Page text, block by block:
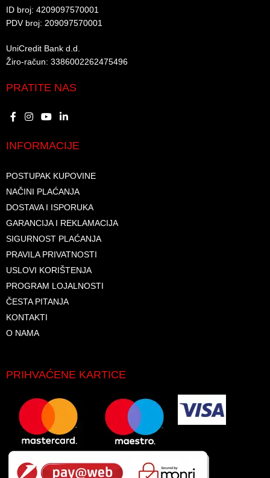
ID broj: 4209097570001​
PDV broj: 209097570001 ​
UniCredit Bank d.d.​
Žiro-račun: 3386002262475496​​
PRATITE NAS
INFORMACIJE
POSTUPAK KUPOVINE
NAČINI PLAĆANJA
DOSTAVA I ISPORUKA
GARANCIJA I REKLAMACIJA
SIGURNOST PLAĆANJA
PRAVILA PRIVATNOSTI
USLOVI KORIŠTENJA
PROGRAM LOJALNOSTI
ČESTA PITANJA
KONTAKTI
O NAMA
PRIHVAĆENE KARTICE